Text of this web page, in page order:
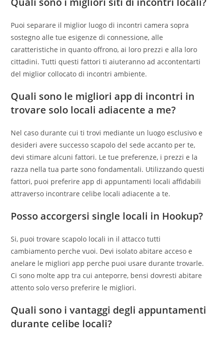
Puoi separare il miglior luogo di incontri camera sopra
sostegno alle tue esigenze di connessione, alle
caratteristiche in quanto offrono, ai loro prezzi e alla loro
cittadini. Tutti questi fattori ti aiuteranno ad accontentarti
del miglior collocato di incontri ambiente.
Quali sono le migliori app di incontri in
trovare solo locali adiacente a me?
Nel caso durante cui ti trovi mediante un luogo esclusivo e
desideri avere successo scapolo del sede accanto per te,
devi stimare alcuni fattori. Le tue preferenze, i prezzi e la
razza nella tua parte sono fondamentali. Utilizzando questi
fattori, puoi preferire app di appuntamenti locali affidabili
attraverso incontrare celibe locali adiacente a te.
Posso accorgersi single locali in Hookup?
Si, puoi trovare scapolo locali in il attacco tutti
cambiamento perche vuoi. Devi isolato abitare acceso e
anelare le migliori app perche puoi usare durante trovarle.
Ci sono molte app tra cui anteporre, bensi dovresti abitare
attento solo verso preferire le migliori.
Quali sono i vantaggi degli appuntamenti
durante celibe locali?